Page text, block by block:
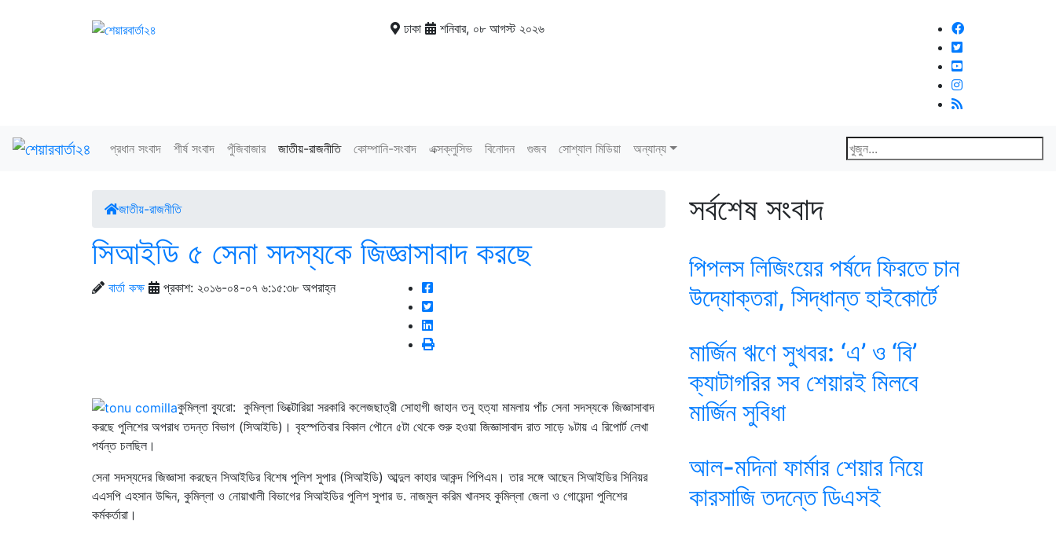
ঢাকা শনিবার, ০৮ আগস্ট ২০২৬
প্রধান সংবাদ শীর্ষ সংবাদ পুঁজিবাজার জাতীয়-রাজনীতি কোম্পানি-সংবাদ এক্সক্লুসিভ বিনোদন গুজব সোশ্যাল মিডিয়া অন্যান্য
জাতীয়-রাজনীতি
সিআইডি ৫ সেনা সদস্যকে জিজ্ঞাসাবাদ করছে
বার্তা কক্ষ প্রকাশ: ২০১৬-০৪-০৭ ৬:১৫:৩৮ অপরাহ্ন
কুমিল্লা ব্যুরো: কুমিল্লা ভিক্টোরিয়া সরকারি কলেজছাত্রী সোহাগী জাহান তনু হত্যা মামলায় পাঁচ সেনা সদস্যকে জিজ্ঞাসাবাদ
করছে পুলিশের অপরাধ তদন্ত বিভাগ (সিআইডি)। বৃহস্পতিবার বিকাল পৌনে ৫টা থেকে শুরু হওয়া জিজ্ঞাসাবাদ রাত সাড়ে ৯টায় এ রিপোর্ট লেখা
পর্যন্ত চলছিল।
সেনা সদস্যদের জিজ্ঞাসা করছেন সিআইডির বিশেষ পুলিশ সুপার (সিআইডি) আব্দুল কাহার আকন্দ পিপিএম। তার সঙ্গে আছেন সিআইডির সিনিয়র
এএসপি এহসান উদ্দিন, কুমিল্লা ও নোয়াখালী বিভাগের সিআইডির পুলিশ সুপার ড. নাজমুল করিম খানসহ কুমিল্লা জেলা ও গোয়েন্দা পুলিশের
কর্মকর্তারা।
সর্বশেষ সংবাদ
পিপলস লিজিংয়ের পর্ষদে ফিরতে চান
উদ্যোক্তরা, সিদ্ধান্ত হাইকোর্টে
মার্জিন ঋণে সুখবর: ‘এ’ ও ‘বি’
ক্যাটাগরির সব শেয়ারই মিলবে
মার্জিন সুবিধা
আল-মদিনা ফার্মার শেয়ার নিয়ে
কারসাজি তদন্তে ডিএসই